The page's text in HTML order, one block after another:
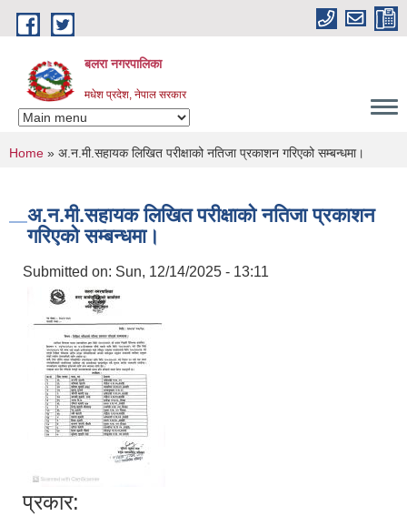
Skip to main content
बलरा नगरपालिका
मधेश प्रदेश, नेपाल सरकार
You are here
Home » अ.न.मी.सहायक लिखित परीक्षाको नतिजा प्रकाशन गरिएको सम्बन्धमा।
अ.न.मी.सहायक लिखित परीक्षाको नतिजा प्रकाशन
गरिएको सम्बन्धमा।
Submitted on: Sun, 12/14/2025 - 13:11
प्रकार: